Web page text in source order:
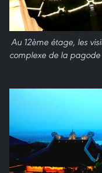
Au 12ème étage, les
complexe de la pagode